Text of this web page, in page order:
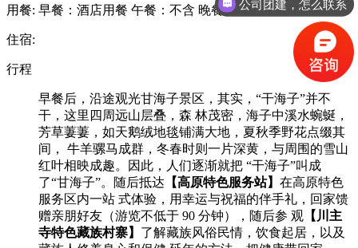
用餐: 早餐：酒店用餐 午餐：不含 晚餐：不含
住宿:
行程
早餐后，沿途观光甘海子景区，其实，“干海子”并不
干，这里四周远山层叠，森 林茂密，海子中溪水蜿蜒，
芳草萋萋，如天鹅绒地毯铺满大地，夏秋季野花点缀其
间， 牛羊骡马成群，冬春时则一片深黄，与周围的雪山
红叶相映成趣。因此，人们逐渐就把 “干海子”叫成
了“甘海子”。随后抵达 【高原特色服务站】 在高原特色
服务区内一站 式体验，用幸运与祝福的伴手礼，回家馈
赠亲朋好友（游览不低于 90 分钟），随后参 观 【川主
寺特色藏族村寨】 了解藏族风俗民情，饮食起居，以及
公司团建，怎么联系